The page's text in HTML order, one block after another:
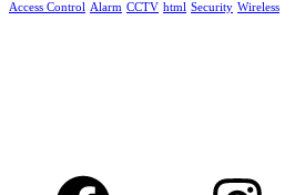
Access Control Alarm CCTV html Security Wireless